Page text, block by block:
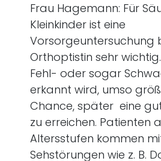
Frau Hagemann: Für
Kleinkinder ist eine
Vorsorgeuntersuchung
Orthoptistin sehr
Fehl- oder sogar
erkannt wird, umso
Chance, später eine
zu erreichen. Patienten
Altersstufen kommen
Sehstörungen wie z. B.